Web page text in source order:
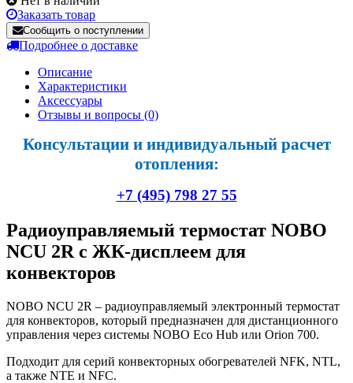
Заказать товар
Сообщить о поступлении
Подробнее о доставке
Описание
Характеристики
Аксессуары
Отзывы и вопросы (0)
Консультации и индивидуальный расчет
отопления:
+7 (495) 798 27 55
Радиоуправляемый термостат NOBO
NCU 2R с ЖК-дисплеем для
конвекторов
NOBO NCU 2R – радиоуправляемый электронный термостат
для конвекторов, который предназначен для дистанционного
управления через системы NOBO Eco Hub или Orion 700.
Подходит для серий конвекторных обогревателей NFK, NTL,
а также NTE и NFC.